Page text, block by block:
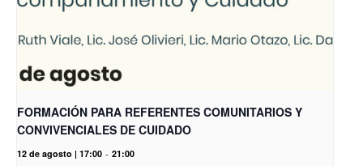
FORMACIÓN PARA REFERENTES COMUNITARIOS Y
CONVIVENCIALES DE CUIDADO
12 de agosto | 17:00 - 21:00